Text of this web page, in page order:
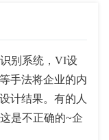
别系统，VI设
手法将企业的内
计结果。有的人
是不正确的~企